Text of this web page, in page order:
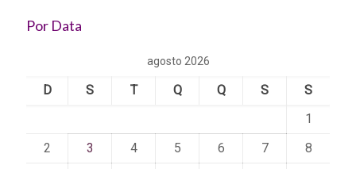
Por Data
agosto 2026
D S T Q Q S
S
1
2
3 4 5 6 7
8